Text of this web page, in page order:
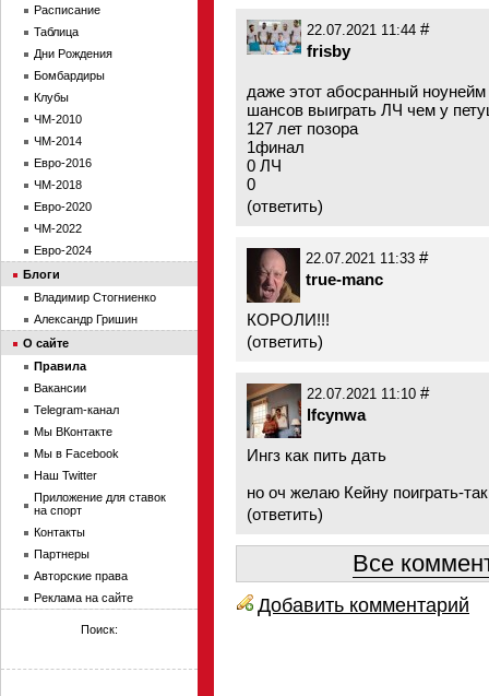
22.07.2021 11:44 #
frisby
даже этот абосранный
шансов выиграть ЛЧ чем у
127 лет позора
1финал
0 ЛЧ
0
(ответить)
22.07.2021 11:33 #
true-manc
КОРОЛИ!!!
(ответить)
22.07.2021 11:10 #
lfcynwa
Ингз как пить дать
но оч желаю Кейну поиграть-
(ответить)
Все
Добавить комментарий
Расписание
Таблица
Дни Рождения
Бомбардиры
Клубы
ЧМ-2010
ЧМ-2014
Евро-2016
ЧМ-2018
Евро-2020
ЧМ-2022
Евро-2024
Блоги
Владимир Стогниенко
Александр Гришин
О сайте
Правила
Вакансии
Telegram-канал
Мы ВКонтакте
Мы в Facebook
Наш Twitter
Приложение для ставок
на спорт
Контакты
Партнеры
Авторские права
Реклама на сайте
Поиск: